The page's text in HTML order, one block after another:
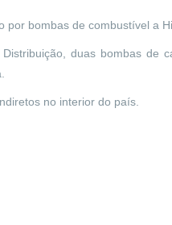
bombas de combustível a
duas bombas de
no interior do país.